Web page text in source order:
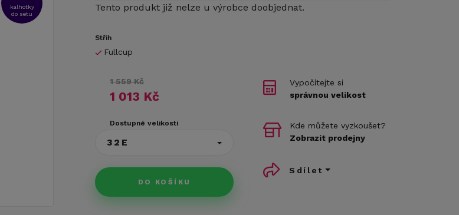
kalhotky
do setu
Tento produkt již nelze u výrobce doobjednat.
Střih
Fullcup
1 559 Kč
1 013 Kč
Dostupné velikosti
32E
DO KOŠÍKU
Vypočítejte si
správnou velikost
Kde můžete vyzkoušet?
Zobrazit prodejny
Sdílet